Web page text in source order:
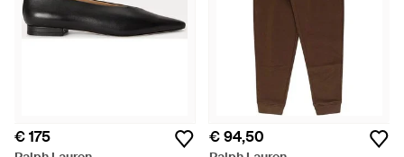
€ 175 € 94,50